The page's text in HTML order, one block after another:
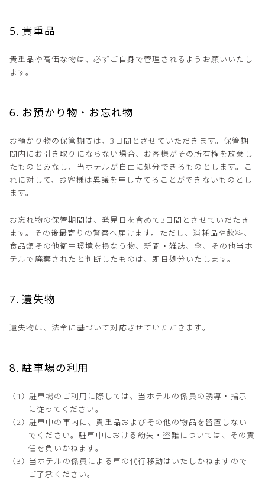
5. 貴重品
貴重品や高価な物は、必ずご自身で管理されるようお願いいたし
ます。
6. お預かり物・お忘れ物
お預かり物の保管期間は、3日間とさせていただきます。保管期
間内にお引き取りにならない場合、お客様がその所有権を放棄し
たものとみなし、当ホテルが自由に処分できるものとします。こ
れに対して、お客様は異議を申し立てることができないものとし
ます。
お忘れ物の保管期間は、発見日を含めて3日間とさせていだたき
ます。その後最寄りの警察へ届けます。ただし、消耗品や飲料、
食品類その他衛生環境を損なう物、新聞・雑誌、傘、その他当ホ
テルで廃棄されたと判断したものは、即日処分いたします。
7. 遺失物
遺失物は、法令に基づいて対応させていただきます。
8. 駐車場の利用
駐車場のご利用に際しては、当ホテルの係員の誘導・指示
に従ってください。
駐車中の車内に、貴重品およびその他の物品を留置しない
でください。駐車中における紛失・盗難については、その責
任を負いかねます。
当ホテルの係員による車の代行移動はいたしかねますので
ご了承ください。